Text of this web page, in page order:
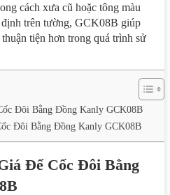
cách xưa cũ hoặc tông màu
trên tường, GCK08B giúp
tiện hơn trong quá trình sử
Đôi Bằng Đồng Kanly GCK08B
Đôi Bằng Đồng Kanly GCK08B
Để Cốc Đôi Bằng